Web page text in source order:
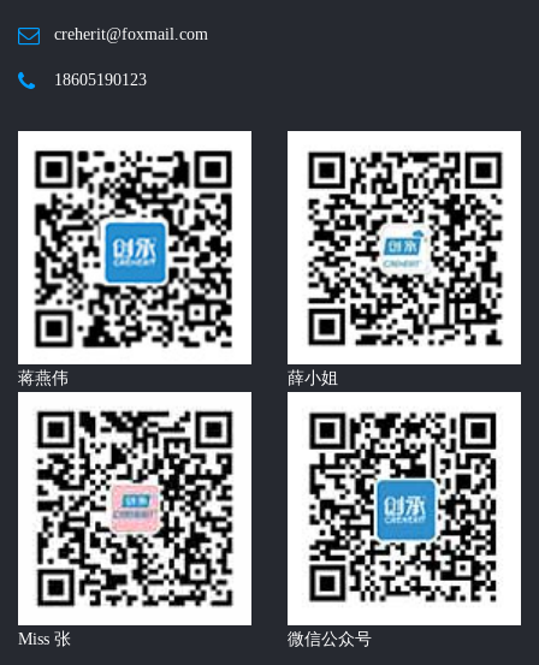
creherit@foxmail.com
18605190123
蒋燕伟 薛小姐
Miss 张 微信公众号